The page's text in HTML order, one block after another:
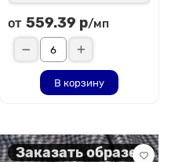
от 559.39 р/мп
В корзину
Заказать образец